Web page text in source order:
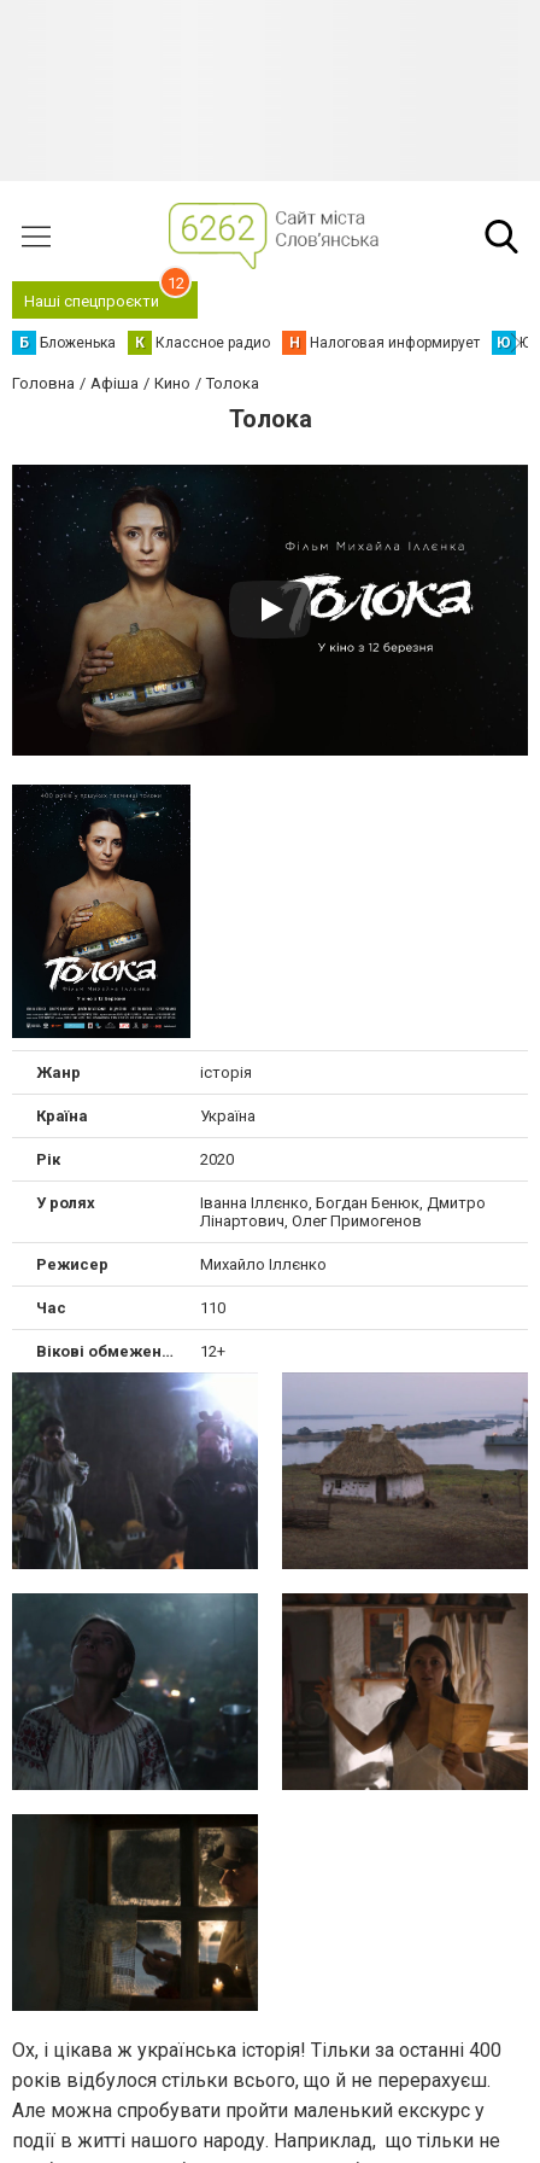
Наші спецпроєкти
12
Б Бложенька К Классное радио Н Налоговая информирует Ю
Головна Афіша Кино Толока
Толока
Жанр історія
Країна Україна
Рік 2020
У ролях
Іванна Іллєнко, Богдан Бенюк, Дмитро
Лінартович, Олег Примогенов
Режисер Михайло Іллєнко
Час 110
Вікові обмеження 12+
Ох, і цікава ж українська історія! Тільки за останні 400
років відбулося стільки всього, що й не перерахуєш.
Але можна спробувати пройти маленький екскурс у
події в житті нашого народу. Наприклад, що тільки не